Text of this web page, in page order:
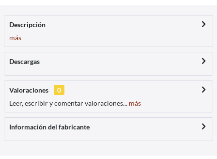
Descripción
más
Descargas
Valoraciones
0
Leer, escribir y comentar valoraciones... más
Información del fabricante